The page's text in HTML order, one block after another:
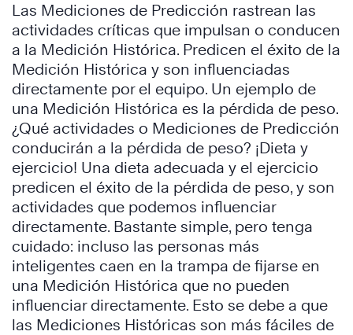
Las Mediciones de Predicción rastrean las
actividades críticas que impulsan o conducen
a la Medición Histórica. Predicen el éxito de la
Medición Histórica y son influenciadas
directamente por el equipo. Un ejemplo de
una Medición Histórica es la pérdida de peso.
¿Qué actividades o Mediciones de Predicción
conducirán a la pérdida de peso? ¡Dieta y
ejercicio! Una dieta adecuada y el ejercicio
predicen el éxito de la pérdida de peso, y son
actividades que podemos influenciar
directamente. Bastante simple, pero tenga
cuidado: incluso las personas más
inteligentes caen en la trampa de fijarse en
una Medición Histórica que no pueden
influenciar directamente. Esto se debe a que
las Mediciones Históricas son más fáciles de